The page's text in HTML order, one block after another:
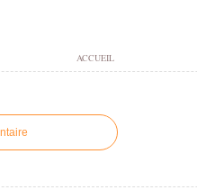
ACCUEIL